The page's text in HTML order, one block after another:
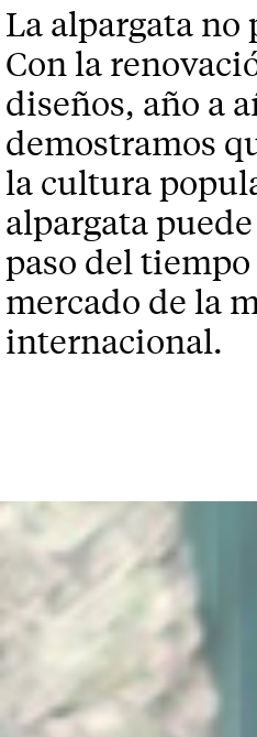
La alpargata no
Con la
diseños, año a
demostramos
la cultura
alpargata
paso del
mercado de la
internacional.